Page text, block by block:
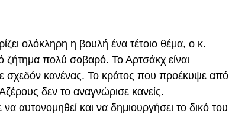
ολόκληρη η βουλή ένα τέτοιο θέμα, ο κ.
ζήτημα πολύ σοβαρό. Το Αρτσάκχ είναι
σχεδόν κανένας. Το κράτος που προέκυψε από
δεν το αναγνώρισε κανείς.
αυτονομηθεί και να δημιουργήσει το δικό του